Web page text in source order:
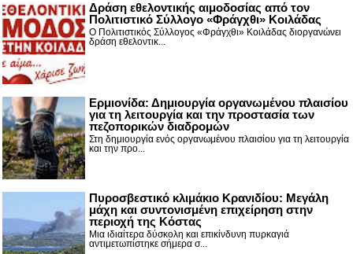
Δράση εθελοντικής αιμοδοσίας από τον
Πολιτιστικό Σύλλογο «Φράγχθι» Κοιλάδας
Ο Πολιτιστικός Σύλλογος «Φράγχθι» Κοιλάδας διοργανώνει
δράση εθελοντικ...
Ερμιονίδα: Δημιουργία οργανωμένου πλαισίου
για τη λειτουργία και την προστασία των
πεζοπορικών διαδρομών
Στη δημιουργία ενός οργανωμένου πλαισίου για τη λειτουργία
και την προ...
Πυροσβεστικό κλιμάκιο Κρανιδίου: Μεγάλη
μάχη και συντονισμένη επιχείρηση στην
περιοχή της Κόστας
Μια ιδιαίτερα δύσκολη και επικίνδυνη πυρκαγιά
αντιμετωπίστηκε σήμερα σ...